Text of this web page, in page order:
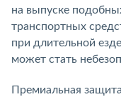
на выпуске
транспортных
при длительной
может стать
Премиальная